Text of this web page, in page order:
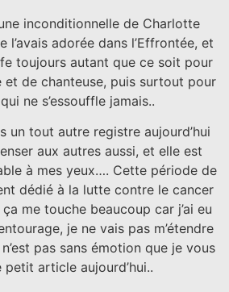
inconditionnelle de Charlotte
l’avais adorée dans l’Effrontée, et
toujours autant que ce soit pour
et de chanteuse, puis surtout pour
ne s’essouffle jamais..
un tout autre registre aujourd’hui
aux autres aussi, et elle est
à mes yeux…. Cette période de
dédié à la lutte contre le cancer
me touche beaucoup car j’ai eu
je ne vais pas m’étendre
pas sans émotion que je vous
petit article aujourd’hui..